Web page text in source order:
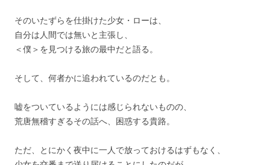
そのいたずらを仕掛けた少女・ローは、
自分は人間では無いと主張し、
＜僕＞を見つける旅の最中だと語る。
そして、何者かに追われているのだとも。
嘘をついているようには感じられないものの、
荒唐無稽すぎるその話へ、困惑する貴路。
ただ、とにかく夜中に一人で放っておけるはずもなく、